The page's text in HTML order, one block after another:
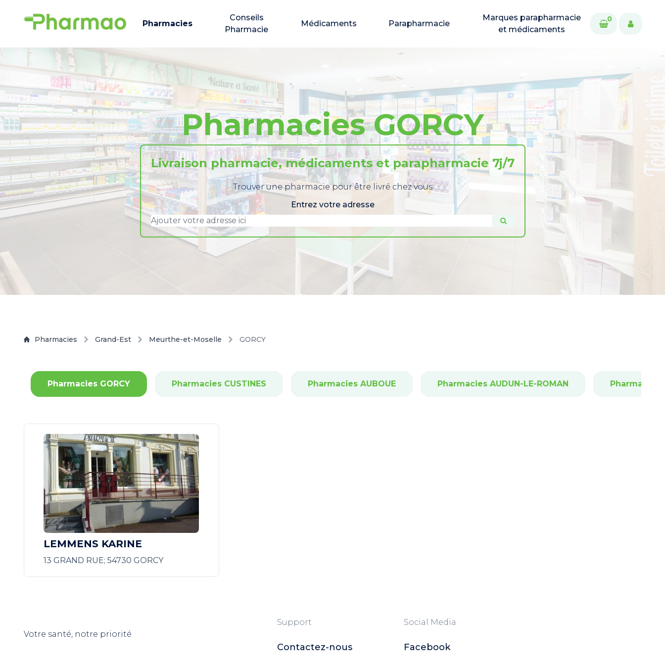
Pharmacies
Conseils
Pharmacie
Médicaments Parapharmacie
Marques parapharmacie
et médicaments
0
Pharmacies GORCY
Livraison pharmacie, médicaments et parapharmacie 7j/7
Trouver une pharmacie pour être livré chez vous
Entrez votre adresse
Pharmacies Grand-Est Meurthe-et-Moselle GORCY
Pharmacies GORCY Pharmacies CUSTINES Pharmacies AUBOUE Pharmacies AUDUN-LE-ROMAN Pharmacies
LEMMENS KARINE
13 GRAND RUE; 54730 GORCY
Votre santé, notre priorité
Support
Contactez-nous
Social Media
Facebook